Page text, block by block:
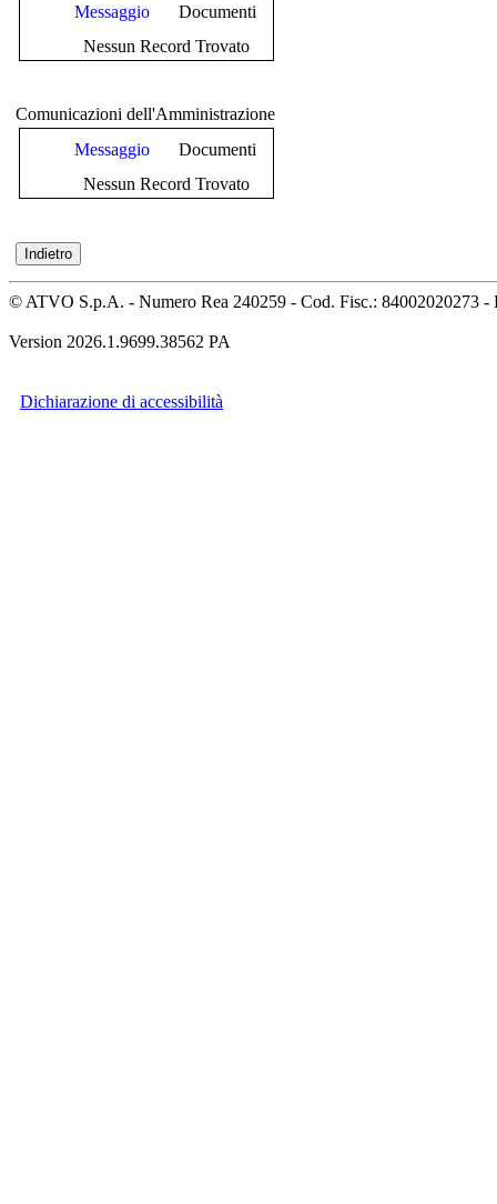
Messaggio
Documenti
Nessun Record Trovato
Comunicazioni dell'Amministrazione
Messaggio
Documenti
Nessun Record Trovato
© ATVO S.p.A. - Numero Rea 240259 - Cod. Fisc.: 84002020273 -
Version 2026.1.9699.38562 PA
Dichiarazione di accessibilità